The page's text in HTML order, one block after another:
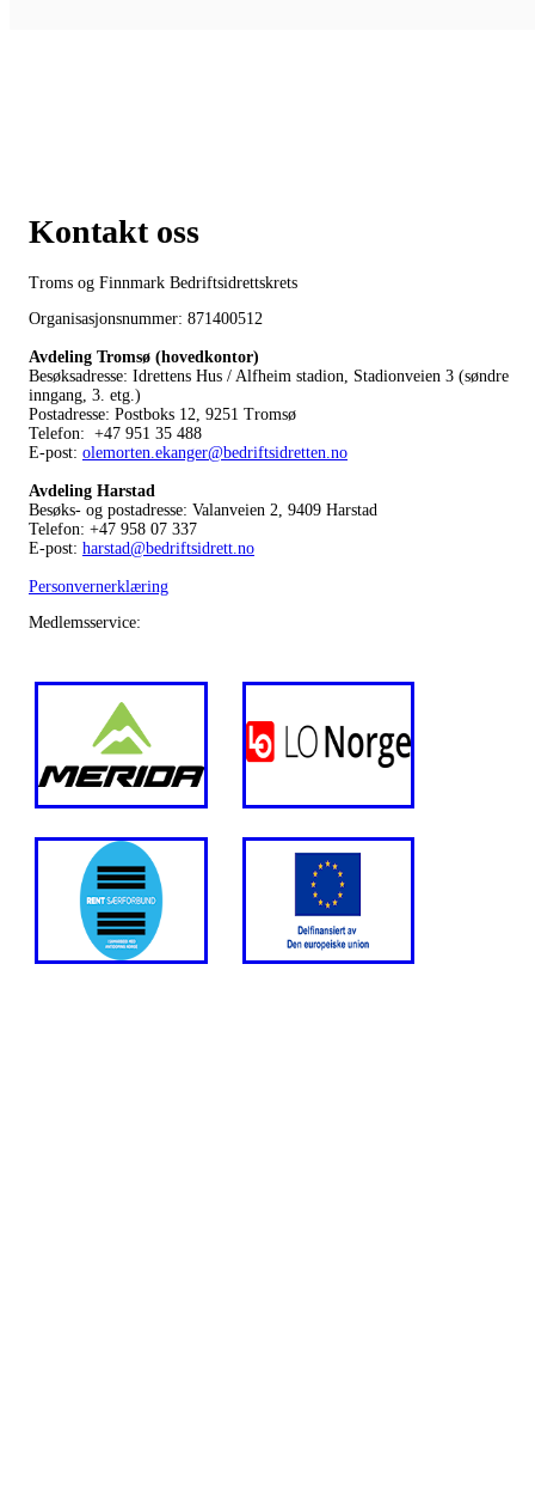
Kontakt oss
Troms og Finnmark Bedriftsidrettskrets
Organisasjonsnummer: 871400512
Avdeling Tromsø (hovedkontor)
Besøksadresse: Idrettens Hus / Alfheim stadion, Stadionveien 3 (søndre
inngang, 3. etg.)
Postadresse: Postboks 12, 9251 Tromsø
Telefon: +47 951 35 488
E-post: olemorten.ekanger@bedriftsidretten.no
Avdeling Harstad
Besøks- og postadresse: Valanveien 2, 9409 Harstad
Telefon: +47 958 07 337
E-post: harstad@bedriftsidrett.no
Personvernerklæring
Medlemsservice: